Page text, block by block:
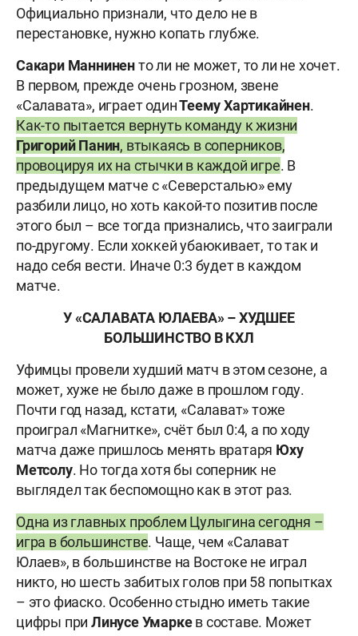
Официально признали, что дело не в
перестановке, нужно копать глубже.
Сакари Манниненто ли не может, то ли не хочет.
В первом, прежде очень грозном, звене
«Салавата», играет одинТеему Хартикайнен.
Как-то пытается вернуть команду к жизни
Григорий Панин, втыкаясь в соперников,
провоцируя их на стычки в каждой игре. В
предыдущем матче с «Северсталью» ему
разбили лицо, но хоть какой-то позитив после
этого был – все тогда признались, что заиграли
по-другому. Если хоккей убаюкивает, то так и
надо себя вести. Иначе 0:3 будет в каждом
матче.
У «САЛАВАТА ЮЛАЕВА» – ХУДШЕЕ
БОЛЬШИНСТВО В КХЛ
Уфимцы провели худший матч в этом сезоне, а
может, хуже не было даже в прошлом году.
Почти год назад, кстати, «Салават» тоже
проиграл «Магнитке», счёт был 0:4, а по ходу
матча даже пришлось менять вратаря Юху
Метсолу. Но тогда хотя бы соперник не
выглядел так беспомощно как в этот раз.
Одна из главных проблем Цулыгина сегодня –
игра в большинстве. Чаще, чем «Салават
Юлаев», в большинстве на Востоке не играл
никто, но шесть забитых голов при 58 попытках
– это фиаско. Особенно стыдно иметь такие
цифры при Линусе Умаркев составе. Может